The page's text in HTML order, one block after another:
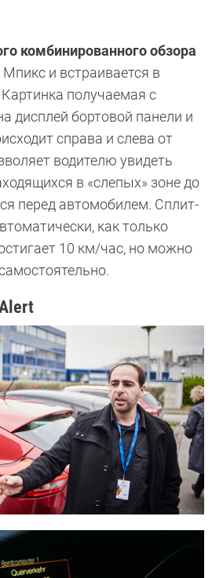
комбинированного обзора
и встраивается в
получаемая с
дисплей бортовой панели и
справа и слева от
водителю увидеть
в «слепых» зоне до
перед автомобилем. Сплит-
как только
10 км/час, но можно